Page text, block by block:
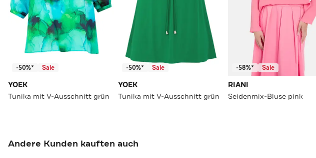
-50%* Sale
YOEK
Tunika mit V-Ausschnitt grün
-50%* Sale
YOEK
Tunika mit V-Ausschnitt grün
-58%* Sale
RIANI
Seidenmix-Bluse pink
Andere Kunden kauften auch